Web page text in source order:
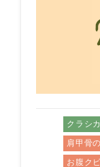
クラシ
肩甲骨
お腹ク